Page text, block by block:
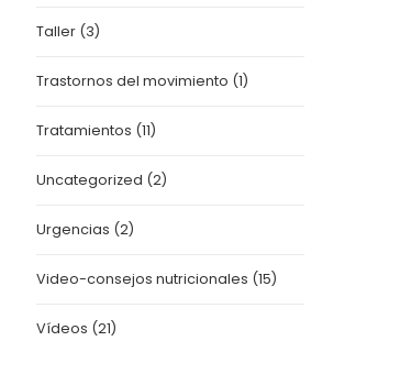
Taller(3)
Trastornos del movimiento (1)
Tratamientos (11)
Uncategorized (2)
Urgencias (2)
Video-consejos nutricionales (15)
Vídeos (21)